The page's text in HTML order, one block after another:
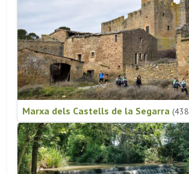
Marxa dels Castells de la Segarra (438